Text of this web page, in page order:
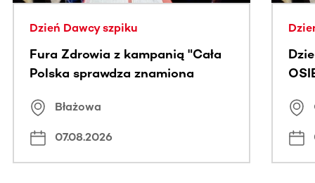
Dzień Dawcy szpiku
Fura Zdrowia z kampanią "Cała
Polska sprawdza znamiona
Błażowa
07.08.2026